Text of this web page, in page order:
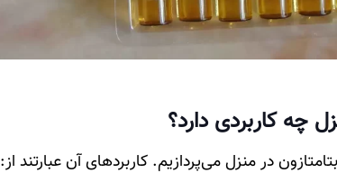
چه کاربردی دارد؟
در منزل می‌پردازیم. کاربردهای آن عبارتند از: